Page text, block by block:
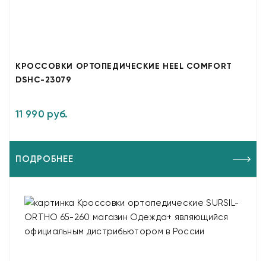
КРОССОВКИ ОРТОПЕДИЧЕСКИЕ HEEL COMFORT
DSHC-23079
11 990 руб.
ПОДРОБНЕЕ